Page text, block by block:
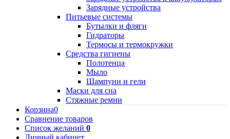
Зарядные устройства
Питьевые системы
Бутылки и фляги
Гидраторы
Термосы и термокружки
Средства гигиены
Полотенца
Мыло
Шампуни и гели
Маски для сна
Стяжные ремни
Корзина0
Сравнение товаров
Список желаний 0
Личный кабинет